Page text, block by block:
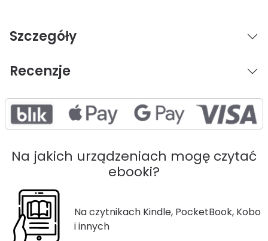
Szczegóły
Recenzje
Na jakich urządzeniach mogę czytać
ebooki?
Na czytnikach Kindle, PocketBook, Kobo
i innych